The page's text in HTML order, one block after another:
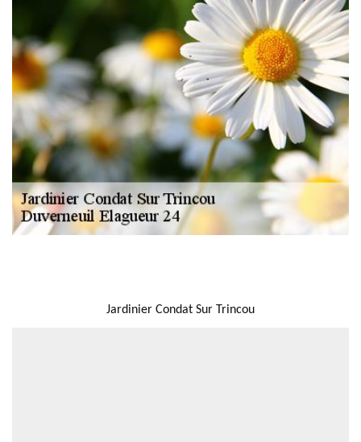
Jardinier Condat Sur Trincou